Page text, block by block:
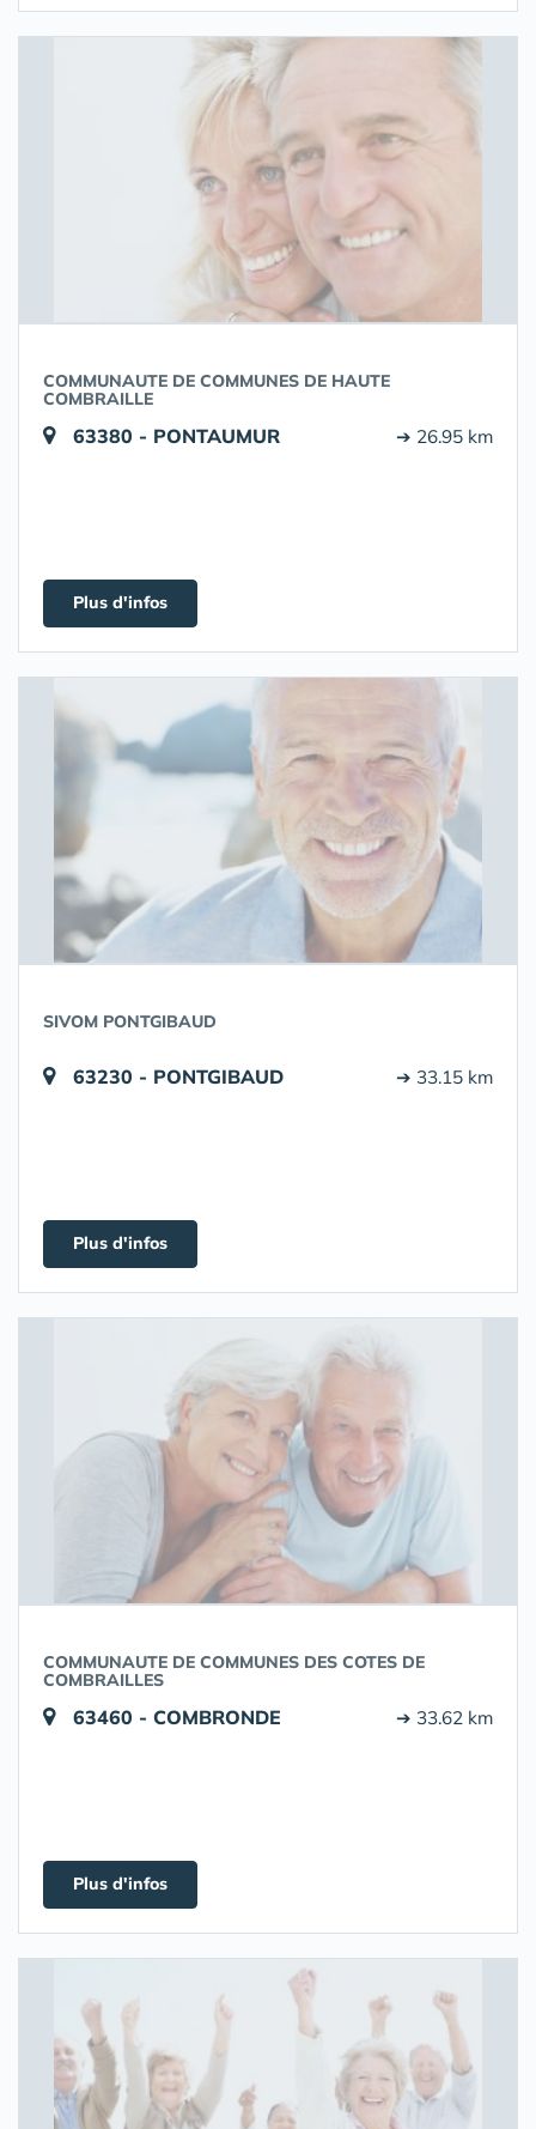
COMMUNAUTE DE COMMUNES DE HAUTE
COMBRAILLE
63380 - PONTAUMUR ➔ 26.95 km
Plus d'infos
SIVOM PONTGIBAUD
63230 - PONTGIBAUD ➔ 33.15 km
Plus d'infos
COMMUNAUTE DE COMMUNES DES COTES DE
COMBRAILLES
63460 - COMBRONDE ➔ 33.62 km
Plus d'infos